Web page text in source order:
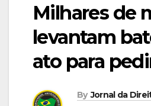
Milhares de
levantam
ato para
By Jornal da